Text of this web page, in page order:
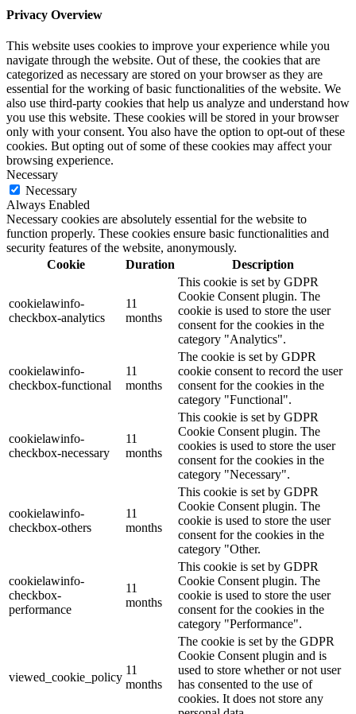
Privacy Overview
This website uses cookies to improve your experience while you
navigate through the website. Out of these, the cookies that are
categorized as necessary are stored on your browser as they are
essential for the working of basic functionalities of the website. We
also use third-party cookies that help us analyze and understand how
you use this website. These cookies will be stored in your browser
only with your consent. You also have the option to opt-out of these
cookies. But opting out of some of these cookies may affect your
browsing experience.
Necessary
Necessary
Always Enabled
Necessary cookies are absolutely essential for the website to
function properly. These cookies ensure basic functionalities and
security features of the website, anonymously.
Cookie
Duration Description
cookielawinfo-
checkbox-analytics
11
months
This cookie is set by GDPR
Cookie Consent plugin. The
cookie is used to store the user
consent for the cookies in the
category "Analytics".
cookielawinfo-
checkbox-functional
11
months
The cookie is set by GDPR
cookie consent to record the user
consent for the cookies in the
category "Functional".
cookielawinfo-
checkbox-necessary
11
months
This cookie is set by GDPR
Cookie Consent plugin. The
cookies is used to store the user
consent for the cookies in the
category "Necessary".
cookielawinfo-
checkbox-others
11
months
This cookie is set by GDPR
Cookie Consent plugin. The
cookie is used to store the user
consent for the cookies in the
category "Other.
cookielawinfo-
checkbox-
performance
11
months
This cookie is set by GDPR
Cookie Consent plugin. The
cookie is used to store the user
consent for the cookies in the
category "Performance".
viewed_cookie_policy
11
months
The cookie is set by the GDPR
Cookie Consent plugin and is
used to store whether or not user
has consented to the use of
cookies. It does not store any